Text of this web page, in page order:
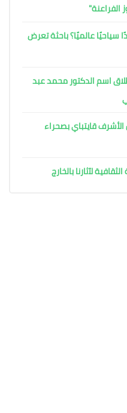
الفراعنة"
عالميًا؟ باحثة تعرض
اسم الدكتور محمد عبد
الأشرف قايتباي بصحراء
لآثارنا بالخارج